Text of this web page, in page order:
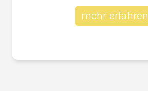
mehr erfahren